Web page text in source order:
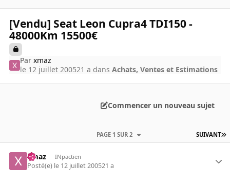
[Vendu] Seat Leon Cupra4 TDI150 -
48000Km 15500€
Parxmaz
le 12 juillet 200521 a dansAchats, Ventes et Estimations
Commencer un nouveau sujet
SUIVANT
PAGE 1 SUR 2
xmaz INpactien
Posté(e) le 12 juillet 200521 a